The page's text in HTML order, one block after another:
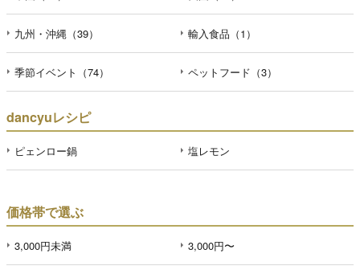
九州・沖縄（39） 輸入食品（1）
季節イベント（74） ペットフード（3）
dancyuレシピ
ピェンロー鍋 塩レモン
価格帯で選ぶ
3,000円未満 3,000円〜